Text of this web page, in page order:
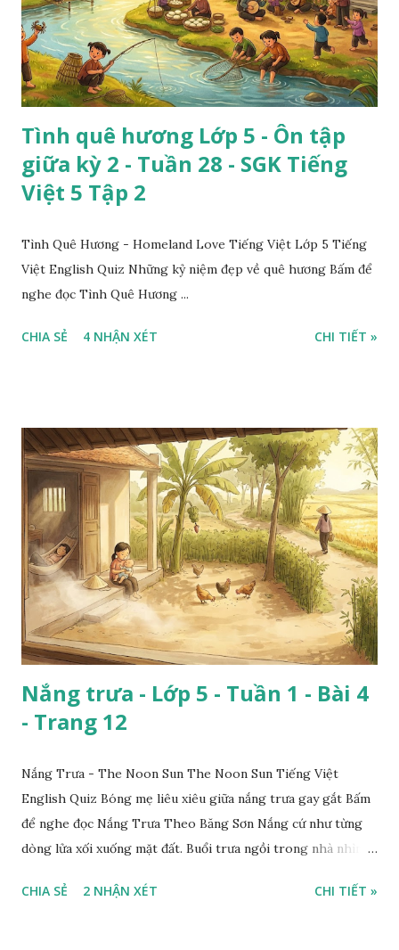
Tình quê hương Lớp 5 - Ôn tập
giữa kỳ 2 - Tuần 28 - SGK Tiếng
Việt 5 Tập 2
Tình Quê Hương - Homeland Love Tiếng Việt Lớp 5 Tiếng
Việt English Quiz Những kỷ niệm đẹp về quê hương Bấm để
nghe đọc Tình Quê Hương ...
CHIA SẺ 4 NHẬN XÉT CHI TIẾT »
Nắng trưa - Lớp 5 - Tuần 1 - Bài 4
- Trang 12
Nắng Trưa - The Noon Sun The Noon Sun Tiếng Việt
English Quiz Bóng mẹ liêu xiêu giữa nắng trưa gay gắt Bấm
để nghe đọc Nắng Trưa Theo Băng Sơn Nắng cứ như từng
dòng lửa xối xuống mặt đất. Buổi trưa ngồi trong nhà nhìn
CHIA SẺ 2 NHẬN XÉT CHI TIẾT »